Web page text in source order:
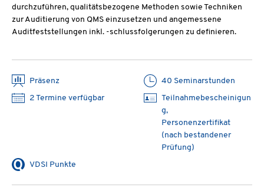
durchzuführen, qualitätsbezogene Methoden sowie Techniken
zur Auditierung von QMS einzusetzen und angemessene
Auditfeststellungen inkl. -schlussfolgerungen zu definieren.
Präsenz
40 Seminarstunden
2 Termine verfügbar
Teilnahmebescheinigun
g,
Personenzertifikat
(nach bestandener
Prüfung)
VDSI Punkte